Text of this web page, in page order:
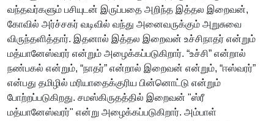
வந்தவர்களும் பசியுடன் இருப்பதை அறிந்த இத்தல இறைவன்,
கோவில் அர்ச்சகர் வடிவில் வந்து அனைவருக்கும் அறுசுவை
விருந்தளித்தார். இதனால் இத்தல இறைவன் உச்சிநாதர் என்றும்
மத்யானேஸ்வரர் என்றும் அழைக்கப்படுகிறார். “உச்சி” என்றால்
நண்பகல் என்றும், “நாதர்” என்றால் இறைவன் என்றும், “ஈஸ்வரர்”
என்பது தமிழில் மரியாதைக்குரிய பின்னொட்டு என்றும்
போற்றப்படுகிறது. சமஸ்கிருதத்தில் இறைவன் "ஸ்ரீ
மத்யானேஸ்வரர்" என்று அழைக்கப்படுகிறார். அம்பாள்